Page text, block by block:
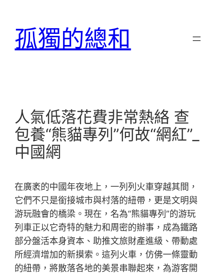
孤獨的總和
人氣低落花費非常熱絡 查
包養“熊貓專列”何故“網紅”_
中國網
在廣袤的中國年夜地上，一列列火車穿越其間，
它們不只是銜接城市與村落的紐帶，更是文明與
游玩融會的橋梁。現在，名為“熊貓專列”的游玩
列車正以它奇特的魅力和周密的辦事，成為鐵路
部分盤活本身資本、助推文旅財產進級、帶動處
所經濟增加的新摸索。這列火車，仿佛一條靈動
的紐帶，將散落各地的美景串聯起來，為游客開